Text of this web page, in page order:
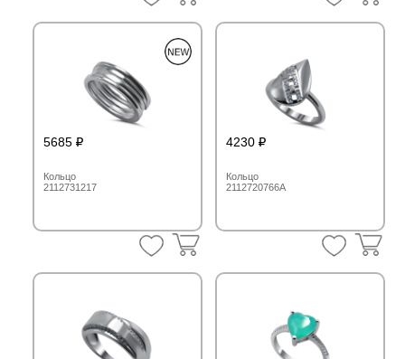
4230
Кольцо
2112720766A
5685
Кольцо
2112731217